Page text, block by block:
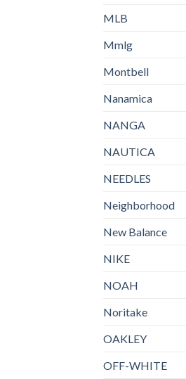
MLB
Mmlg
Montbell
Nanamica
NANGA
NAUTICA
NEEDLES
Neighborhood
New Balance
NIKE
NOAH
Noritake
OAKLEY
OFF-WHITE